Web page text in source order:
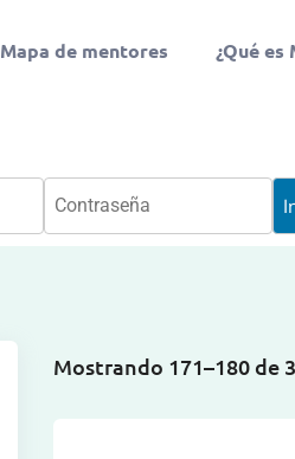
Mapa de mentores ¿Qué
Mostrando 171–180 de